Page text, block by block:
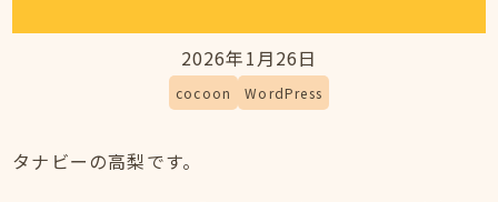
2026年1月26日
cocoon WordPress
タナビーの高梨です。